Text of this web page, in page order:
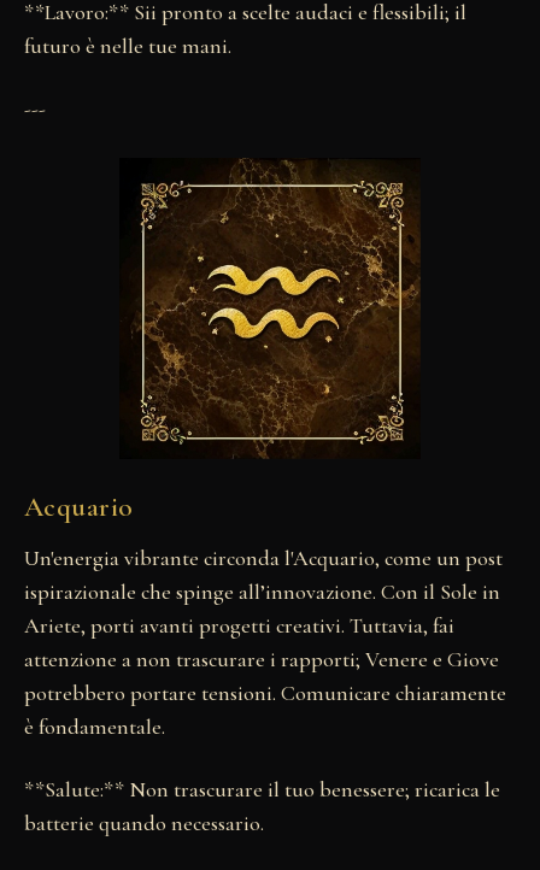
**Lavoro:** Sii pronto a scelte audaci e flessibili; il
futuro è nelle tue mani.
---
Acquario
Un'energia vibrante circonda l'Acquario, come un post
ispirazionale che spinge all’innovazione. Con il Sole in
Ariete, porti avanti progetti creativi. Tuttavia, fai
attenzione a non trascurare i rapporti; Venere e Giove
potrebbero portare tensioni. Comunicare chiaramente
è fondamentale.
**Salute:** Non trascurare il tuo benessere; ricarica le
batterie quando necessario.